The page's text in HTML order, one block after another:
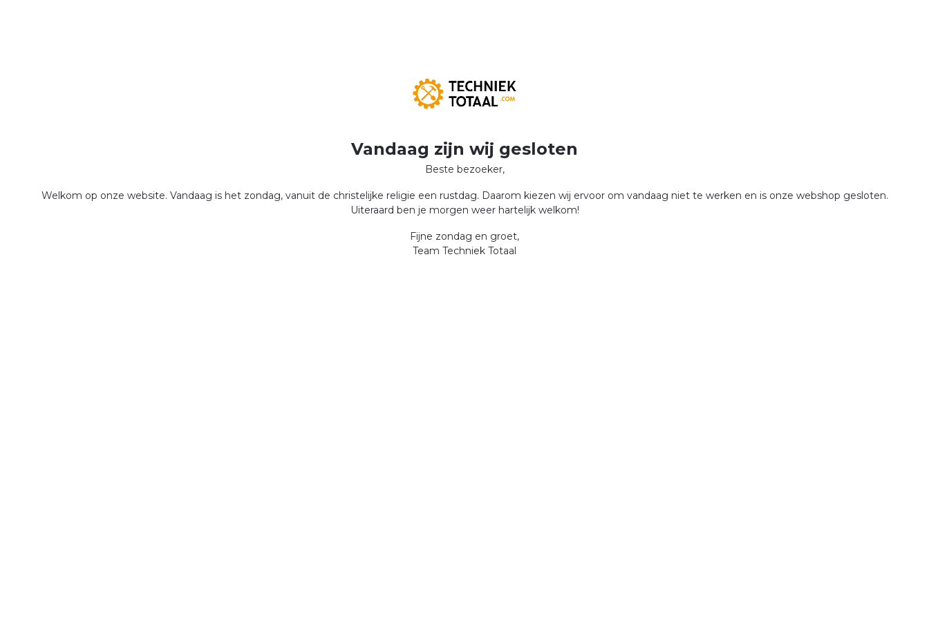
Vandaag zijn wij gesloten
Beste bezoeker,
Welkom op onze website. Vandaag is het zondag, vanuit de christelijke religie een rustdag. Daarom kiezen wij ervoor om vandaag niet te werken en is onze webshop gesloten.
Uiteraard ben je morgen weer hartelijk welkom!
Fijne zondag en groet,
Team Techniek Totaal